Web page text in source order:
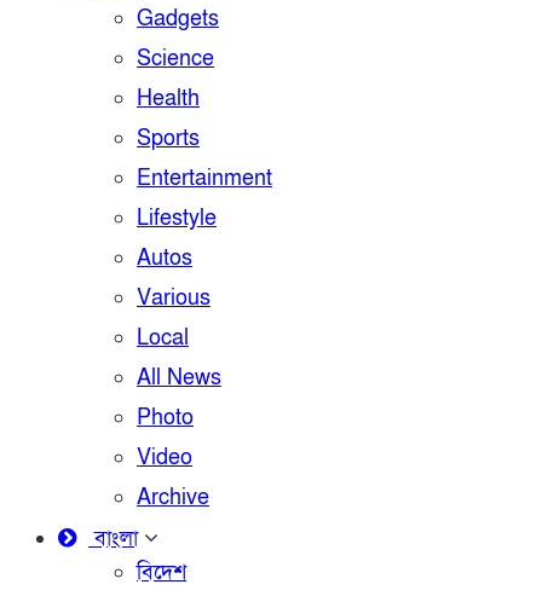
Gadgets
Science
Health
Sports
Entertainment
Lifestyle
Autos
Various
Local
All News
Photo
Video
Archive
বাংলা
বিদেশ